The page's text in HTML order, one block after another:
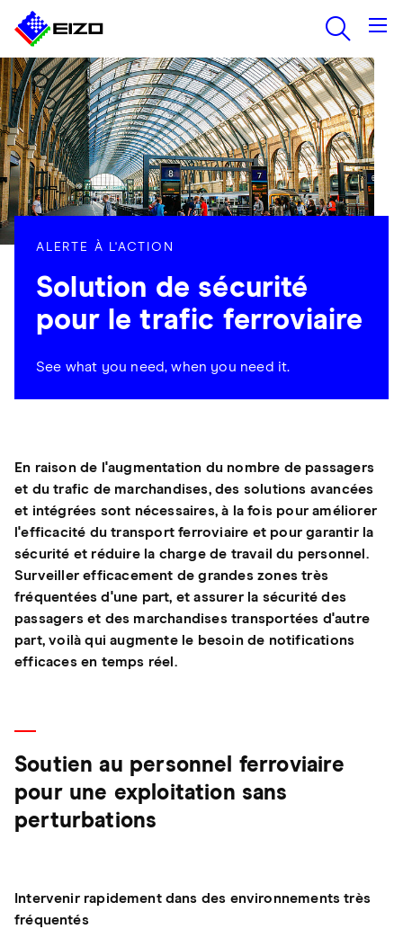
ALERTE À L'ACTION
Solution de sécurité
pour le trafic ferroviaire
See what you need, when you need it.
En raison de l'augmentation du nombre de passagers
et du trafic de marchandises, des solutions avancées
et intégrées sont nécessaires, à la fois pour améliorer
l'efficacité du transport ferroviaire et pour garantir la
sécurité et réduire la charge de travail du personnel.
Surveiller efficacement de grandes zones très
fréquentées d'une part, et assurer la sécurité des
passagers et des marchandises transportées d'autre
part, voilà qui augmente le besoin de notifications
efficaces en temps réel.
Soutien au personnel ferroviaire
pour une exploitation sans
perturbations
Intervenir rapidement dans des environnements très
fréquentés